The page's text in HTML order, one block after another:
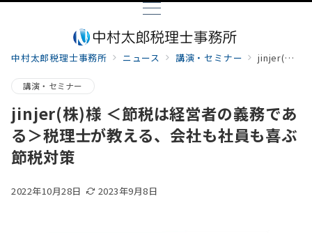
中村太郎税理士事務所 ニュース 講演・セミナー jinjer(株)様 ＜節税は経営者の義務である＞税理士が教える、会社も社員も喜ぶ節税対策
講演・セミナー
jinjer(株)様 ＜節税は経営者の義務であ
る＞税理士が教える、会社も社員も喜ぶ
節税対策
2022年10月28日 2023年9月8日